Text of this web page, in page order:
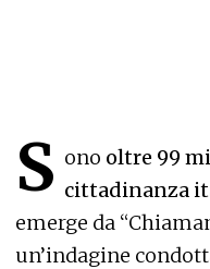
S ono oltre 99
cittadinanza
emerge da
un’indagine